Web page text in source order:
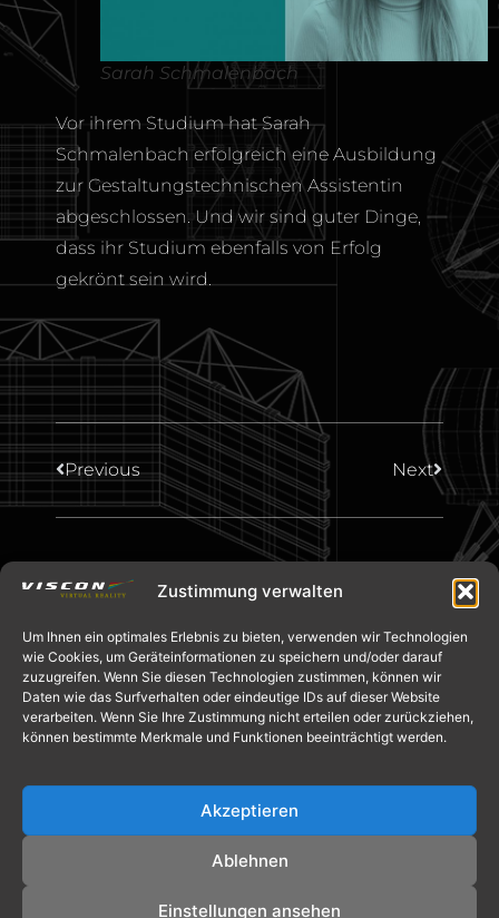
Zustimmung verwalten
Um Ihnen ein optimales Erlebnis zu bieten, verwenden wir Technologien
wie Cookies, um Geräteinformationen zu speichern und/oder darauf
zuzugreifen. Wenn Sie diesen Technologien zustimmen, können wir
Daten wie das Surfverhalten oder eindeutige IDs auf dieser Website
verarbeiten. Wenn Sie Ihre Zustimmung nicht erteilen oder zurückziehen,
können bestimmte Merkmale und Funktionen beeinträchtigt werden.
Akzeptieren
Ablehnen
Einstellungen ansehen
Sarah Schmalenbach
Vor ihrem Studium hat Sarah
Schmalenbach erfolgreich eine Ausbildung
zur Gestaltungstechnischen Assistentin
abgeschlossen. Und wir sind guter Dinge,
dass ihr Studium ebenfalls von Erfolg
gekrönt sein wird.
Previous Next
info@viscon.de
+49 [0]2845 8069-0
Impressum|Datenschutz